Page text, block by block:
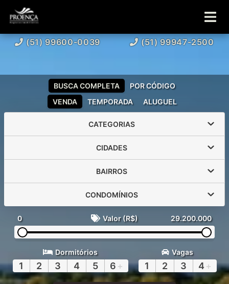
(51) 99600-0039 (51) 99947-2500
VENDA TEMPORADA ALUGUEL
BUSCA COMPLETA POR CÓDIGO
CATEGORIAS
CIDADES
BAIRROS
CONDOMÍNIOS
0 Valor (R$) 29.200.000
Dormitórios
1 2 3 4 5 6 +
Vagas
1 2 3 4 +